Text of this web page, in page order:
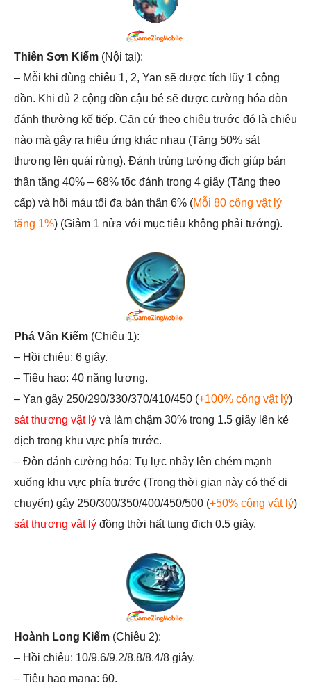
Thiên Sơn Kiếm (Nội tại):
– Mỗi khi dùng chiêu 1, 2, Yan sẽ được tích lũy 1 cộng
dồn. Khi đủ 2 cộng dồn cậu bé sẽ được cường hóa đòn
đánh thường kế tiếp. Căn cứ theo chiêu trước đó là chiêu
nào mà gây ra hiệu ứng khác nhau (Tăng 50% sát
thương lên quái rừng). Đánh trúng tướng địch giúp bản
thân tăng 40% – 68% tốc đánh trong 4 giây (Tăng theo
cấp) và hồi máu tối đa bản thân 6% (Mỗi 80 công vật lý
tăng 1%) (Giảm 1 nửa với mục tiêu không phải tướng).
Phá Vân Kiếm (Chiêu 1):
– Hồi chiêu: 6 giây.
– Tiêu hao: 40 năng lượng.
– Yan gây 250/290/330/370/410/450 (+100% công vật lý)
sát thương vật lý và làm chậm 30% trong 1.5 giây lên kẻ
địch trong khu vực phía trước.
– Đòn đánh cường hóa: Tụ lực nhảy lên chém mạnh
xuống khu vực phía trước (Trong thời gian này có thể di
chuyển) gây 250/300/350/400/450/500 (+50% công vật lý)
sát thương vật lý đồng thời hất tung địch 0.5 giây.
Hoành Long Kiếm (Chiêu 2):
– Hồi chiêu: 10/9.6/9.2/8.8/8.4/8 giây.
– Tiêu hao mana: 60.